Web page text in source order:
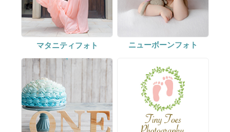
マタニティフォト ニューボーンフォト